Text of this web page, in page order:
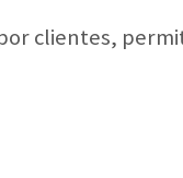
clientes,